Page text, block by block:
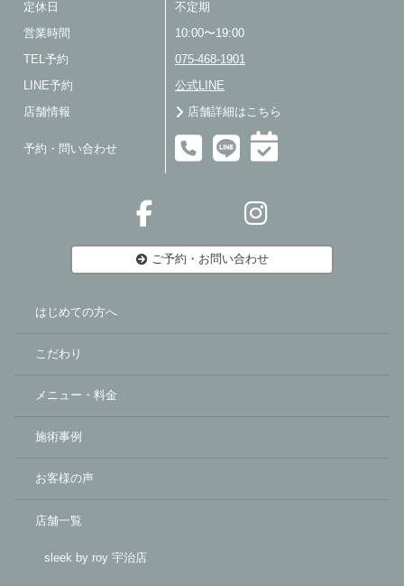
定休日 不定期
営業時間 10:00〜19:00
TEL予約 075-468-1901
LINE予約 公式LINE
店舗情報 店舗詳細はこちら
予約・問い合わせ
ご予約・お問い合わせ
はじめての方へ
こだわり
メニュー・料金
施術事例
お客様の声
店舗一覧
sleek by roy 宇治店